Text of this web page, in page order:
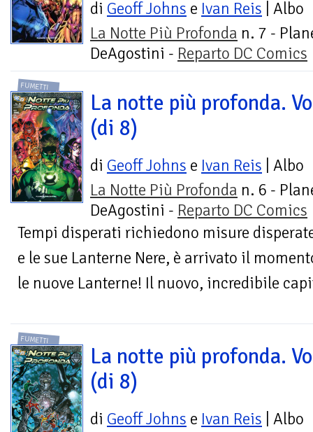
di Geoff Johns e Ivan Reis | Albo
La Notte Più Profonda n. 7 -
DeAgostini - Reparto DC Comics
FUMETTI
La notte più profonda.
(di 8)
di Geoff Johns e Ivan Reis | Albo
La Notte Più Profonda n. 6 -
DeAgostini - Reparto DC Comics
Tempi disperati richiedono misure
e le sue Lanterne Nere, è arrivato il
le nuove Lanterne! Il nuovo, incredibile
FUMETTI
La notte più profonda.
(di 8)
di Geoff Johns e Ivan Reis | Albo